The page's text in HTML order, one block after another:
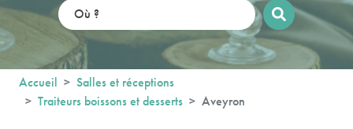
Accueil
Salles et réceptions
Traiteurs boissons et desserts
Aveyron